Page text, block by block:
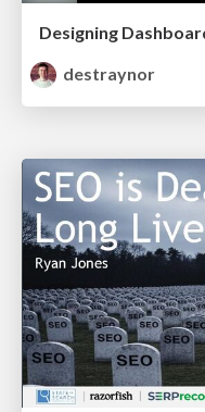
destraynor